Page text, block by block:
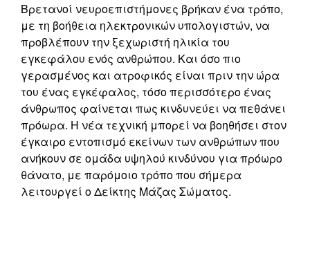
Βρετανοί νευροεπιστήμονες βρήκαν ένα τρόπο,
με τη βοήθεια ηλεκτρονικών υπολογιστών, να
προβλέπουν την ξεχωριστή ηλικία του
εγκεφάλου ενός ανθρώπου. Και όσο πιο
γερασμένος και ατροφικός είναι πριν την ώρα
του ένας εγκέφαλος, τόσο περισσότερο ένας
άνθρωπος φαίνεται πως κινδυνεύει να πεθάνει
πρόωρα. Η νέα τεχνική μπορεί να βοηθήσει στον
έγκαιρο εντοπισμό εκείνων των ανθρώπων που
ανήκουν σε ομάδα υψηλού κινδύνου για πρόωρο
θάνατο, με παρόμοιο τρόπο που σήμερα
λειτουργεί ο Δείκτης Μάζας Σώματος.